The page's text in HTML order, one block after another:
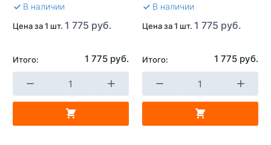
В наличии
Цена за 1 шт. 1 775 руб.
Итого: 1 775 руб.
В наличии
Цена за 1 шт. 1 775 руб.
Итого: 1 775 руб.